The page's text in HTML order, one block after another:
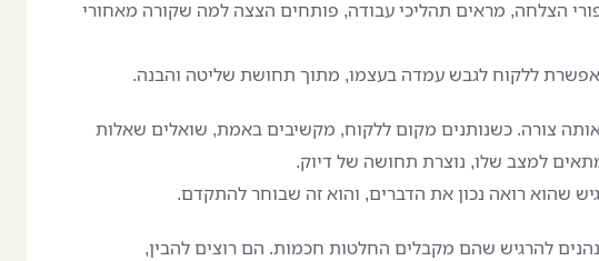
הצלחה, מראים תהליכי עבודה, פותחים הצצה למה שקורה מאחורי
ללקוח לגבש עמדה בעצמו, מתוך תחושת שליטה והבנה.
צורה. כשנותנים מקום ללקוח, מקשיבים באמת, שואלים שאלות
למצב שלו, נוצרת תחושה של דיוק.
שהוא רואה נכון את הדברים, והוא זה שבוחר להתקדם.
להרגיש שהם מקבלים החלטות חכמות. הם רוצים להבין,